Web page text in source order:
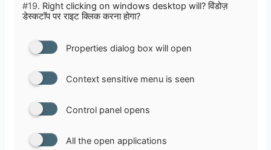
#19. Right clicking on windows desktop will? विंडोज़
डेस्कटॉप पर राइट क्लिक करना होगा?
Properties dialog box will open
Context sensitive menu is seen
Control panel opens
All the open applications